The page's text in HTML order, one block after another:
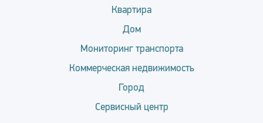
Квартира
Дом
Мониторинг транспорта
Коммерческая недвижимость
Город
Сервисный центр